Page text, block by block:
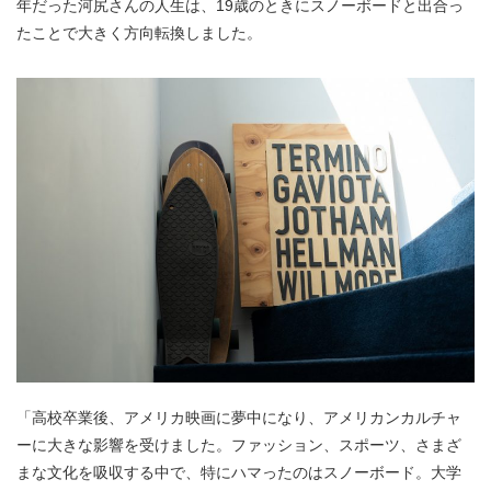
年だった河尻さんの人生は、19歳のときにスノーボードと出合っ
たことで大きく方向転換しました。
「高校卒業後、アメリカ映画に夢中になり、アメリカンカルチャ
ーに大きな影響を受けました。ファッション、スポーツ、さまざ
まな文化を吸収する中で、特にハマったのはスノーボード。大学